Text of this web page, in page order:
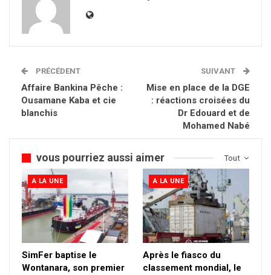
PRÉCÉDENT
Affaire Bankina Pêche :
Ousamane Kaba et cie
blanchis
SUIVANT
Mise en place de la DGE
: réactions croisées du
Dr Edouard et de
Mohamed Nabé
Tout
vous pourriez aussi aimer
A LA UNE
SimFer baptise le
Wontanara, son premier
A LA UNE
Après le fiasco du
classement mondial, le